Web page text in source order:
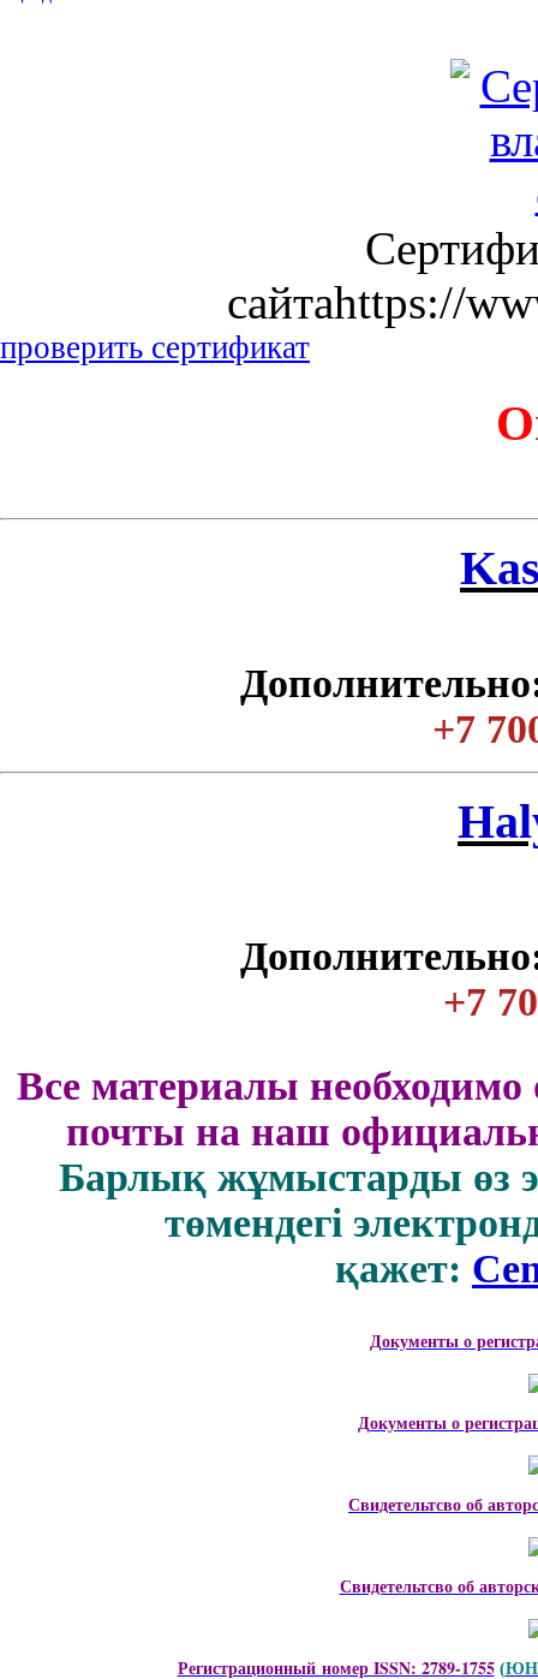
сайтаhttps://
проверить сертификат
+7
+7
Все материалы необходимо
почты на наш
Барлық жұмыстарды өз
төмендегі
қажет:
Документы о
Документы о
Свидетельтсво об
Свидетельтсво об
Регистрационный номер ISSN: 2789-1755 (